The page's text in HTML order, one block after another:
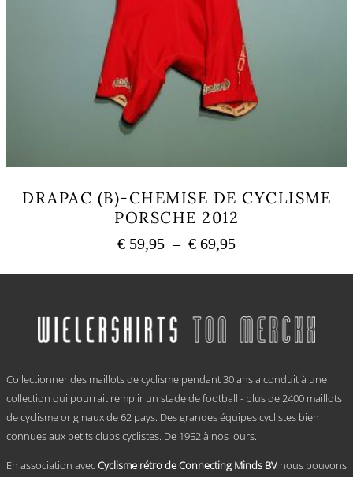
DRAPAC (B)-CHEMISE DE CYCLISME
PORSCHE 2012
€ 59,95 – € 69,95Plage
prix :
à
€ 69,95
variations.
Les
être
choisies
la
page
produit
Collectionner des maillots de cyclisme pendant 30 ans a conduit à une
collection qui pourrait remplir un stade de football - plus de 2400 maillots
de cyclisme originaux de 62 pays. Des grandes équipes cyclistes bien
connues aux petits clubs cyclistes. De 1952 à nos jours.
En association avecCyclisme rétro de Connecting Minds BV nous pouvons